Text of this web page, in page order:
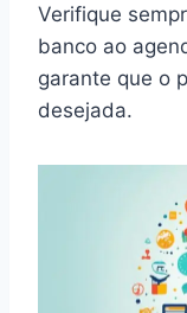
Verifique
banco ao
garante que o
desejada.